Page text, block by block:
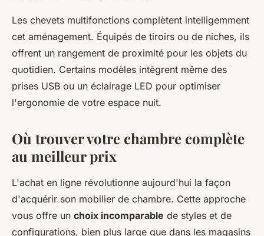
Les chevets multifonctions complètent intelligemment
cet aménagement. Équipés de tiroirs ou de niches, ils
offrent un rangement de proximité pour les objets du
quotidien. Certains modèles intègrent même des
prises USB ou un éclairage LED pour optimiser
l'ergonomie de votre espace nuit.
Où trouver votre chambre complète
au meilleur prix
L'achat en ligne révolutionne aujourd'hui la façon
d'acquérir son mobilier de chambre. Cette approche
vous offre un choix incomparable de styles et de
configurations, bien plus large que dans les magasins